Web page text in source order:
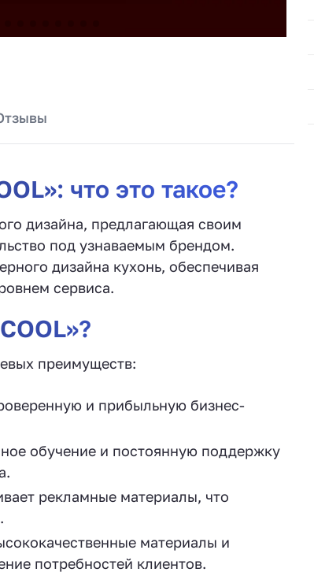
что это такое?
дизайна, предлагающая своим
под узнаваемым брендом.
дизайна кухонь, обеспечивая
сервиса.
преимуществ:
и прибыльную бизнес-
обучение и постоянную поддержку
рекламные материалы, что
материалы и
потребностей клиентов.